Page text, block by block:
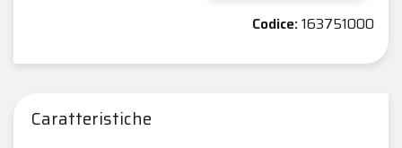
Codice:163751000
Caratteristiche